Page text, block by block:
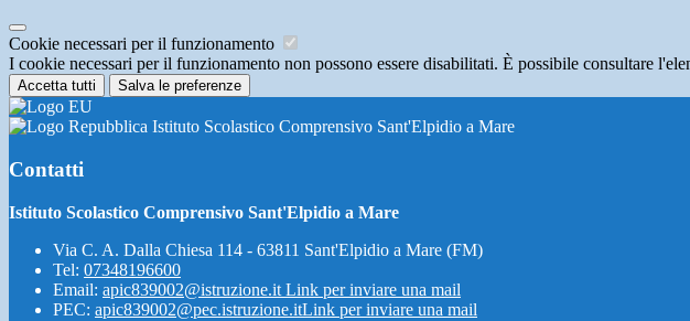
Cookie necessari per il funzionamento
I cookie necessari per il funzionamento non possono essere disabilitati. È possibile consultare
Accetta tutti Salva le preferenze
Istituto Scolastico Comprensivo Sant'Elpidio a Mare
Contatti
Istituto Scolastico Comprensivo Sant'Elpidio a Mare
Via C. A. Dalla Chiesa 114 - 63811 Sant'Elpidio a Mare (FM)
Tel: 07348196600
Email: apic839002@istruzione.it Link per inviare una mail
PEC: apic839002@pec.istruzione.itLink per inviare una mail